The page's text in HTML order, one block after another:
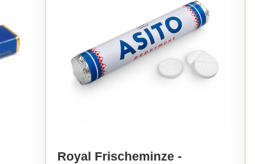
Royal Frischeminze -